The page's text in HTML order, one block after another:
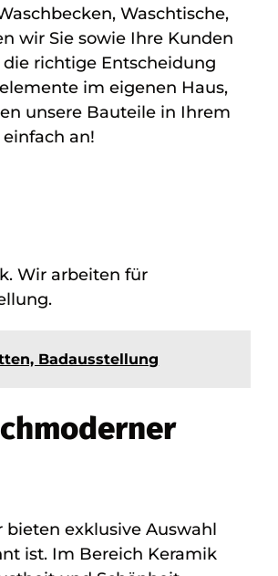
Waschtische,
wir Sie sowie Ihre Kunden
richtige Entscheidung
im eigenen Haus,
unsere Bauteile in Ihrem
an!
Wir arbeiten für
Badausstellung
bieten exklusive Auswahl
ist. Im Bereich Keramik